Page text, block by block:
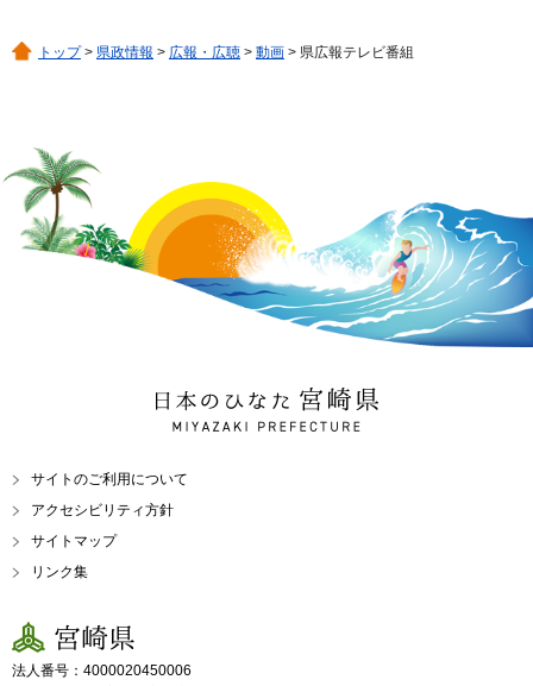
トップ> 県政情報 > 広報・広聴 > 動画 > 県広報テレビ番組
日本のひなた 宮崎県
MIYAZAKI PREFECTURE
サイトのご利用について
アクセシビリティ方針
サイトマップ
リンク集
宮崎県
法人番号：4000020450006